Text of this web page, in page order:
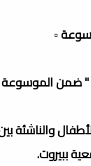
▫️
" ضمن
ببيروت.